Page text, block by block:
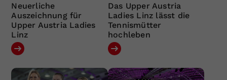
Neuerliche
Auszeichnung für
Upper Austria Ladies
Linz
Das Upper Austria
Ladies Linz lässt die
Tennismütter
hochleben